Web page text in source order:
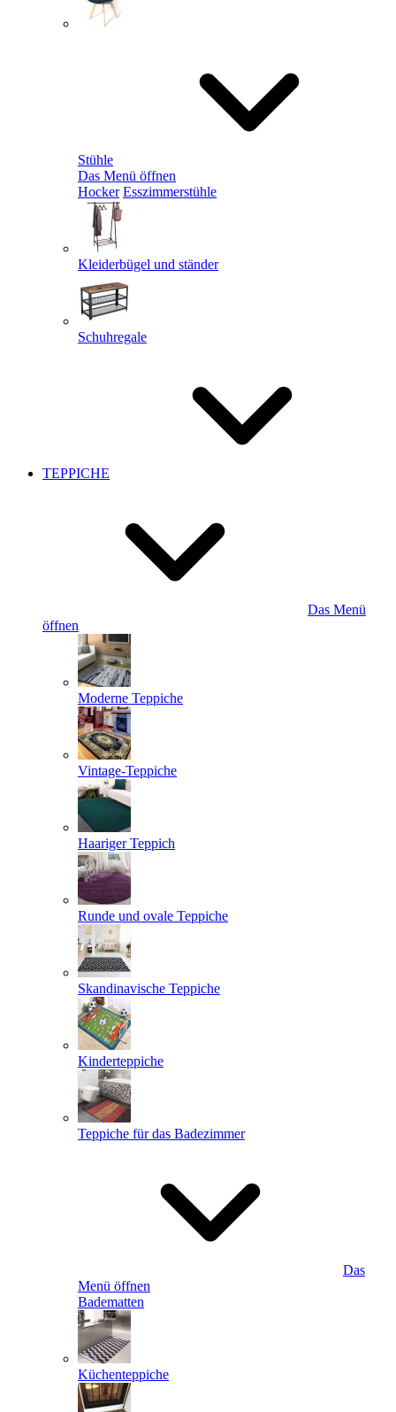
Stühle
Das Menü öffnen
Hocker Esszimmerstühle
Kleiderbügel und ständer
Schuhregale
TEPPICHE
Das Menü
öffnen
Moderne Teppiche
Vintage-Teppiche
Haariger Teppich
Runde und ovale Teppiche
Skandinavische Teppiche
Kinderteppiche
Teppiche für das Badezimmer
Das
Menü öffnen
Badematten
Küchenteppiche